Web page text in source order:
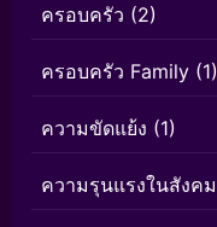
ครอบครัว (2)
ครอบครัว Family (1)
ความขัดแย้ง (1)
ความรุนแรงในสังคม